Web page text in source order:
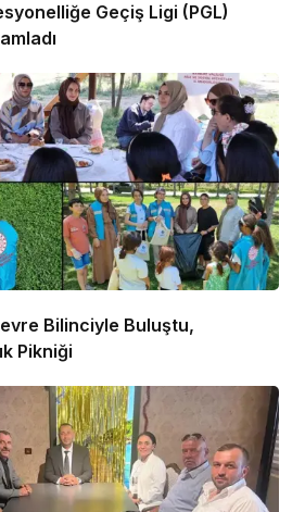
Geçiş Ligi (PGL)
Bilinciyle Buluştu,
Pikniği